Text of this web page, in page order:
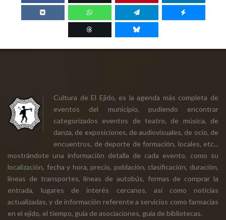
Cultura de El Ejido, es la agenda más completa de
eventos del municipio, pudiendo encontrar
categorizados eventos de teatro, de música, de
danza, de exposiciones, de audiovisuales, de ocio, de
encuentros, de deporte de formación, locales, etc...
mostrándote una información detalla de cada evento, como su
localización, fecha y hora, precio, población, clasificación, duración,
líneas de transportes, líneas de autobús, formas de comprar la
entrada, lugares de interés cercanos, así como noticias
actualizadas, y de información referente a servicios como farmacias
en el ejido, el tiempo, guía de asociaciones, guía de bibliotecas.